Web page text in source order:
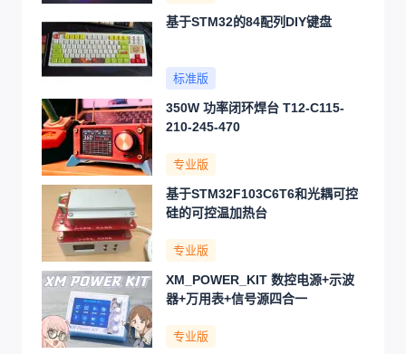
基于STM32的84配列DIY键盘
标准版
350W 功率闭环焊台 T12-C115-
210-245-470
专业版
基于STM32F103C6T6和光耦可控
硅的可控温加热台
专业版
XM_POWER_KIT 数控电源+示波
器+万用表+信号源四合一
专业版